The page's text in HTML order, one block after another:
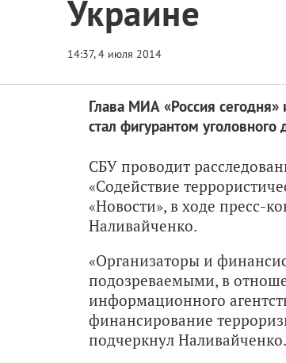
Украине
Глава МИА «Россия
стал фигурантом
СБУ проводит
«Содействие
«Новости», в ходе пресс-
Наливайченко.
«Организаторы и
подозреваемыми, в
информационного
финансирование
подчеркнул Наливайченко.